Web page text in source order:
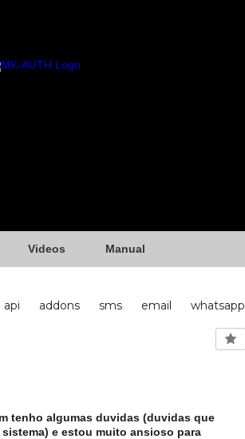
Videos Manual
api addons sms email whatsapp
tenho algumas duvidas (duvidas que
e estou muito ansioso para